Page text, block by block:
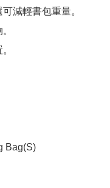
減輕書包重量。
Bag(S)